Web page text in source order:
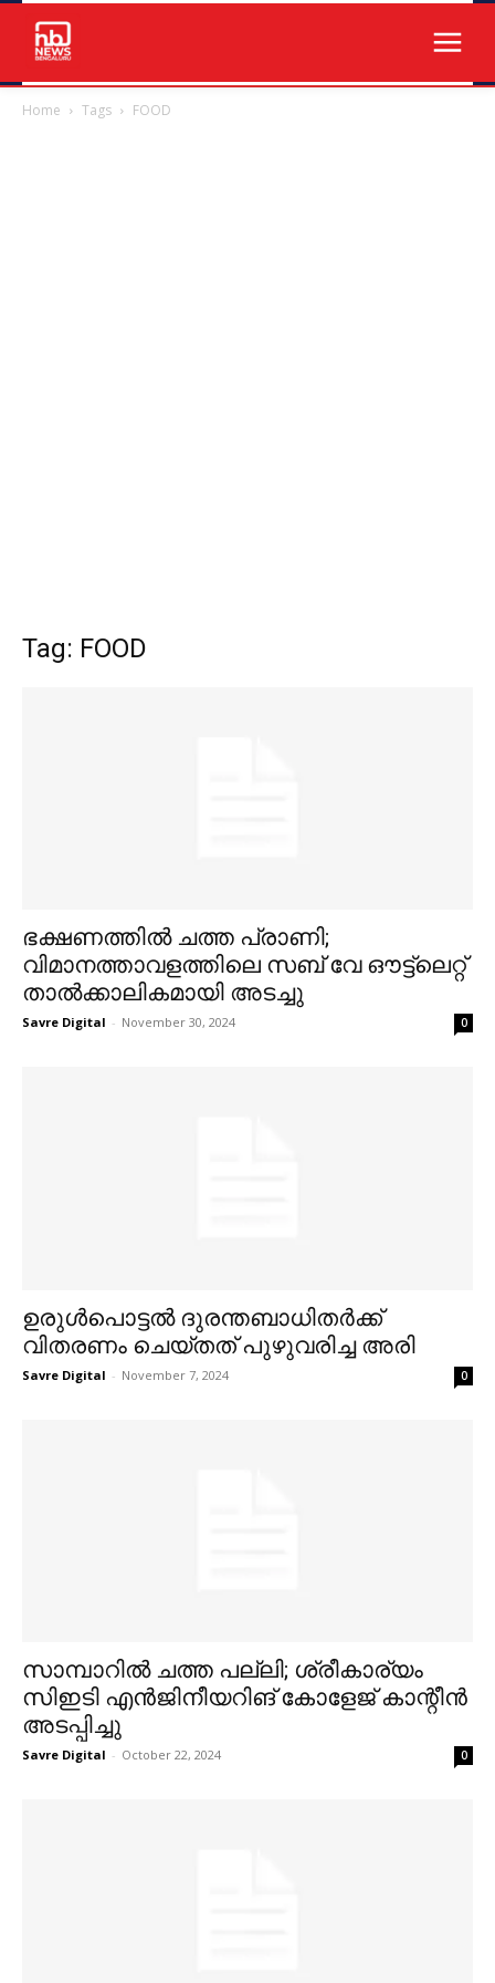
Home Tags FOOD
Tag: FOOD
ഭക്ഷണത്തിൽ ചത്ത പ്രാണി;
വിമാനത്താവളത്തിലെ സബ് വേ ഔട്ട്‌ലെറ്റ്‌
താൽക്കാലികമായി അടച്ചു
Savre Digital - November 30, 2024 0
ഉരുള്‍പൊട്ടല്‍ ദുരന്തബാധിതര്‍ക്ക്
വിതരണം ചെയ്തത് പുഴുവരിച്ച അരി
Savre Digital - November 7, 2024 0
സാമ്പാറില്‍ ചത്ത പല്ലി; ശ്രീകാര്യം
സിഇടി എൻജിനീയറിങ് കോളേജ് കാന്റീൻ
അടപ്പിച്ചു
Savre Digital - October 22, 2024 0